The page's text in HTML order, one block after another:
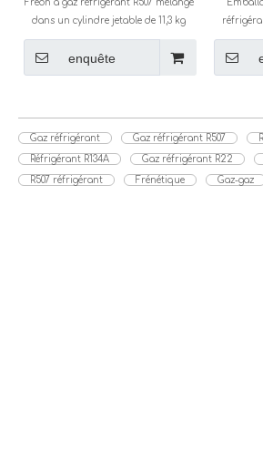
dans un cylindre jetable de 11,3 kg
enquête
Gaz réfrigérant Gaz réfrigérant R507
Réfrigérant R134A Gaz réfrigérant R22
R507 réfrigérant Frénétique Gaz-gaz